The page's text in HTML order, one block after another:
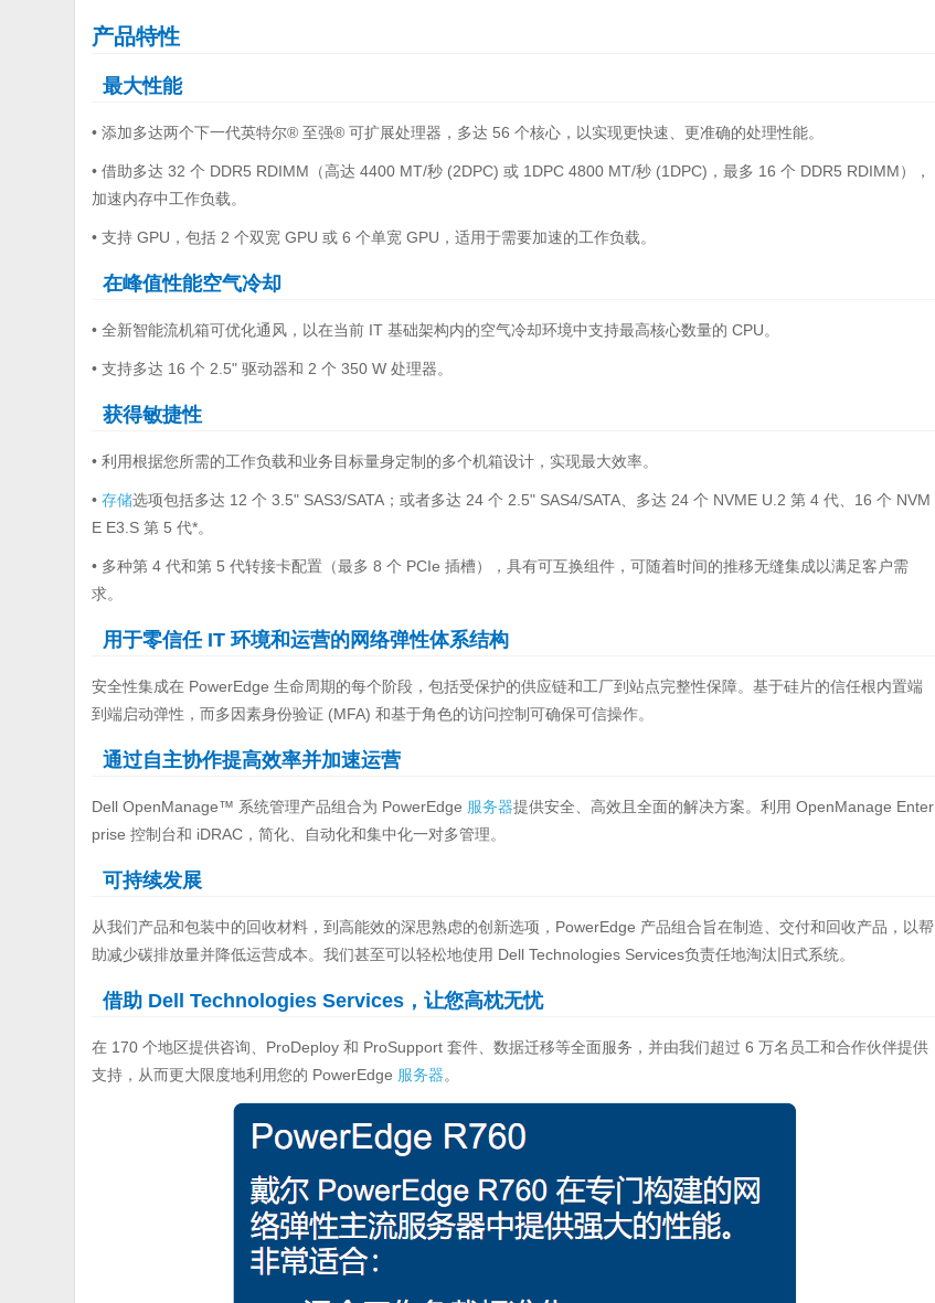
产品特性
最大性能
• 添加多达两个下一代英特尔® 至强® 可扩展处理器，多达 56 个核心，以实现更快速、更准确的处理性能。
• 借助多达 32 个 DDR5 RDIMM（高达 4400 MT/秒 (2DPC) 或 1DPC 4800 MT/秒 (1DPC)，最多 16 个 DDR5 RDIMM），
加速内存中工作负载。
• 支持 GPU，包括 2 个双宽 GPU 或 6 个单宽 GPU，适用于需要加速的工作负载。
在峰值性能空气冷却
• 全新智能流机箱可优化通风，以在当前 IT 基础架构内的空气冷却环境中支持最高核心数量的 CPU。
• 支持多达 16 个 2.5" 驱动器和 2 个 350 W 处理器。
获得敏捷性
• 利用根据您所需的工作负载和业务目标量身定制的多个机箱设计，实现最大效率。
•存储选项包括多达 12 个 3.5" SAS3/SATA；或者多达 24 个 2.5" SAS4/SATA、多达 24 个 NVME U.2 第 4 代、16 个 NVM
E E3.S 第 5 代*。
• 多种第 4 代和第 5 代转接卡配置（最多 8 个 PCIe 插槽），具有可互换组件，可随着时间的推移无缝集成以满足客户需
求。
用于零信任 IT 环境和运营的网络弹性体系结构
安全性集成在 PowerEdge 生命周期的每个阶段，包括受保护的供应链和工厂到站点完整性保障。基于硅片的信任根内置端
到端启动弹性，而多因素身份验证 (MFA) 和基于角色的访问控制可确保可信操作。
通过自主协作提高效率并加速运营
Dell OpenManage™ 系统管理产品组合为 PowerEdge 服务器提供安全、高效且全面的解决方案。利用 OpenManage Enter
prise 控制台和 iDRAC，简化、自动化和集中化一对多管理。
可持续发展
从我们产品和包装中的回收材料，到高能效的深思熟虑的创新选项，PowerEdge 产品组合旨在制造、交付和回收产品，以帮
助减少碳排放量并降低运营成本。我们甚至可以轻松地使用 Dell Technologies Services负责任地淘汰旧式系统。
借助 Dell Technologies Services，让您高枕无忧
在 170 个地区提供咨询、ProDeploy 和 ProSupport 套件、数据迁移等全面服务，并由我们超过 6 万名员工和合作伙伴提供
支持，从而更大限度地利用您的 PowerEdge 服务器。